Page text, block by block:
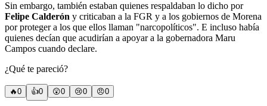
Sin embargo, también estaban quienes respaldaban lo dicho por
Felipe Calderón y criticaban a la FGR y a los gobiernos de Morena
por proteger a los que ellos llaman "narcopolíticos". E incluso había
quienes decían que acudirían a apoyar a la gobernadora Maru
Campos cuando declare.
¿Qué te pareció?
🔥0 👍0 😲0 😢0 😠0